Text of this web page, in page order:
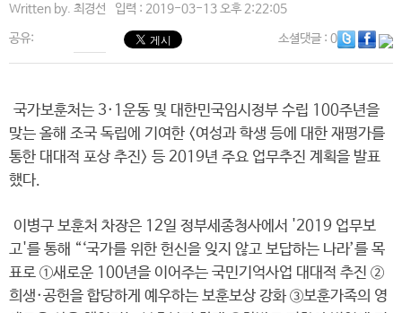
Written by. 최경선 입력 : 2019-03-13 오후 2:22:05
공유: 소셜댓글: 0
국가보훈처는 3·1운동 및 대한민국임시정부 수립 100주년을
맞는 올해 조국 독립에 기여한 <여성과 학생 등에 대한 재평가를
통한 대대적 포상 추진> 등 2019년 주요 업무추진 계획을 발표
했다.
이병구 보훈처 차장은 12일 정부세종청사에서 '2019 업무보
고'를 통해 “‘국가를 위한 헌신을 잊지 않고 보답하는 나라’를 목
표로 ①새로운 100년을 이어주는 국민기억사업 대대적 추진 ②
희생·공헌을 합당하게 예우하는 보훈보상 강화 ③보훈가족의 영